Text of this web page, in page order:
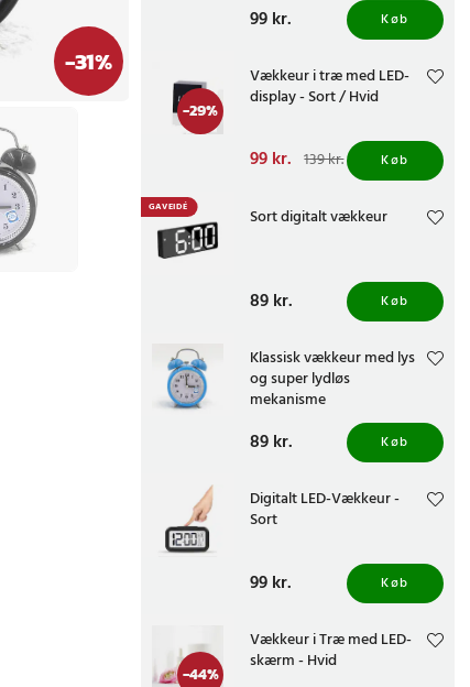
-31%
Pris:99 kr.
99 kr. Køb
-29%
Vækkeur i træ med LED-
display - Sort / Hvid
Nuværende pris
Tidligere pris
99 kr. 139 kr. Køb
GAVEIDÉ Sort digitalt vækkeur
Pris:89 kr.
89 kr. Køb
Klassisk vækkeur med lys
og super lydløs
mekanisme
Pris:89 kr.
89 kr. Køb
Digitalt LED-Vækkeur -
Sort
Pris:99 kr.
99 kr. Køb
-44%
Vækkeur i Træ med LED-
skærm - Hvid